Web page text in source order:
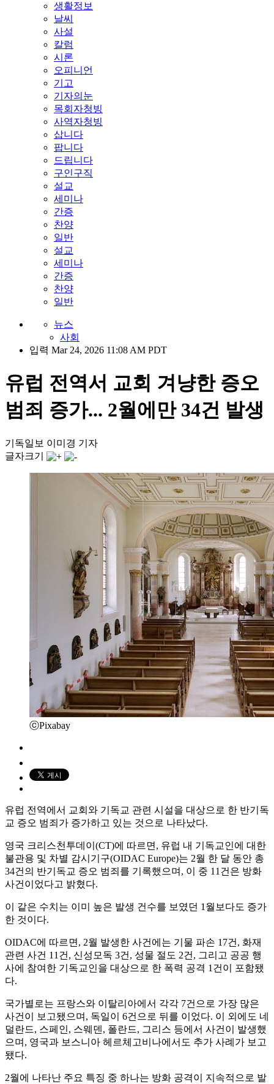
생활정보
날씨
사설
칼럼
시론
오피니언
기고
기자의눈
목회자청빙
사역자청빙
삽니다
팝니다
드립니다
구인구직
설교
세미나
간증
찬양
일반
설교
세미나
간증
찬양
일반
뉴스
사회
입력 Mar 24, 2026 11:08 AM PDT
유럽 전역서 교회 겨냥한 증오
범죄 증가... 2월에만 34건 발생
기독일보 이미경 기자
글자크기
ⓒPixabay
유럽 전역에서 교회와 기독교 관련 시설을 대상으로 한 반기독
교 증오 범죄가 증가하고 있는 것으로 나타났다.
영국 크리스천투데이(CT)에 따르면, 유럽 내 기독교인에 대한
불관용 및 차별 감시기구(OIDAC Europe)는 2월 한 달 동안 총
34건의 반기독교 증오 범죄를 기록했으며, 이 중 11건은 방화
사건이었다고 밝혔다.
이 같은 수치는 이미 높은 발생 건수를 보였던 1월보다도 증가
한 것이다.
OIDAC에 따르면, 2월 발생한 사건에는 기물 파손 17건, 화재
관련 사건 11건, 신성모독 3건, 성물 절도 2건, 그리고 공공 행
사에 참여한 기독교인을 대상으로 한 폭력 공격 1건이 포함됐
다.
국가별로는 프랑스와 이탈리아에서 각각 7건으로 가장 많은
사건이 보고됐으며, 독일이 6건으로 뒤를 이었다. 이 외에도 네
덜란드, 스페인, 스웨덴, 폴란드, 그리스 등에서 사건이 발생했
으며, 영국과 보스니아 헤르체고비나에서도 추가 사례가 보고
됐다.
2월에 나타난 주요 특징 중 하나는 방화 공격이 지속적으로 발